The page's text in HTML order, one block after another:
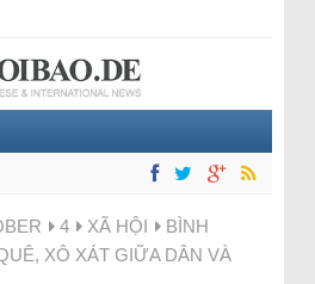
4 XÃ HỘI
BÌNH
XÔ XÁT GIỮA DÂN VÀ